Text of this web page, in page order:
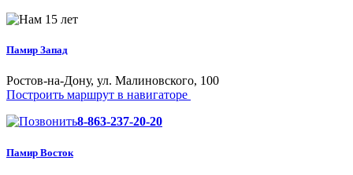
Памир Запад
Ростов-на-Дону, ул. Малиновского, 100
Построить маршрут в навигаторе
8-863-237-20-20
Памир Восток